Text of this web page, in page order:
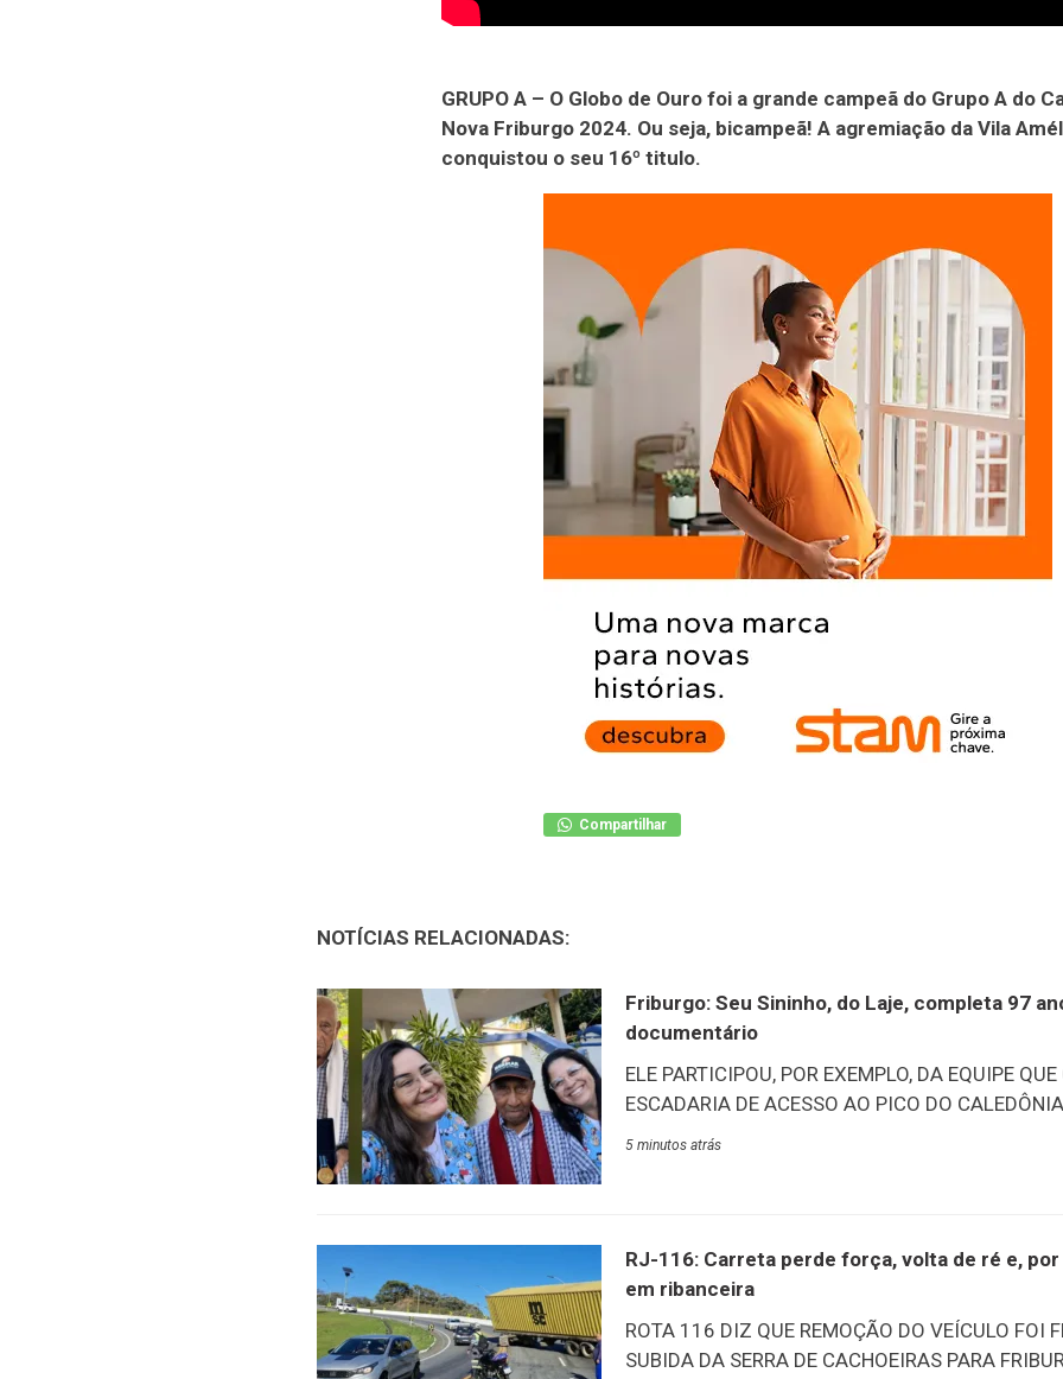
GRUPO A – O Globo de Ouro foi a grande campeã do Grupo A do
Nova Friburgo 2024. Ou seja, bicampeã! A agremiação da Vila
conquistou o seu 16º titulo.
Compartilhar
NOTÍCIAS RELACIONADAS:
Friburgo: Seu Sininho, do Laje, completa 97
documentário
ELE PARTICIPOU, POR EXEMPLO, DA EQUIPE
ESCADARIA DE ACESSO AO PICO DO
tarde desta quinta-feira, 6/8, aconteceu o
na mesma data, ele esbanja vitalidade e alegria
acontecimentos e vivências de quase um século
Na ocasião, ele recebeu das
5 minutos atrás
RJ-116: Carreta perde força, volta de ré e,
em ribanceira
ROTA 116 DIZ QUE REMOÇÃO DO VEÍCULO FOI
SUBIDA DA SERRA DE CACHOEIRAS PARA